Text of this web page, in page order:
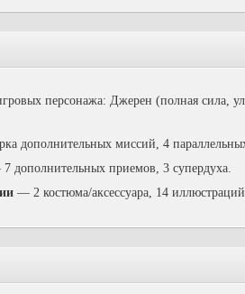
персонажа: Джерен (полная сила,
дополнительных миссий, 4
дополнительных приемов, 3 супердуха.
— 2 костюма/аксессуара, 14